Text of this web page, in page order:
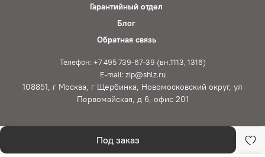
Под заказ
Гарантийный отдел
Блог
Обратная связь
Телефон: +7 495 739-67-39 (вн.1113, 1316)
E-mail: zip@shlz.ru
108851, г Москва, г Щербинка, Новомосковский округ, ул
Первомайская, д 6, офис 201